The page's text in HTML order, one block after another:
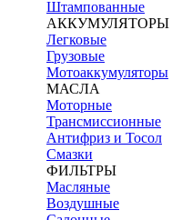
Штампованные
АККУМУЛЯТОРЫ
Легковые
Грузовые
Мотоаккумуляторы
МАСЛА
Моторные
Трансмиссионные
Антифриз и Тосол
Смазки
ФИЛЬТРЫ
Масляные
Воздушные